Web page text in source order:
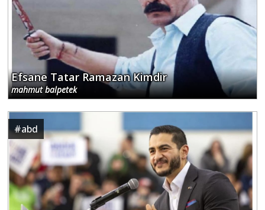
Efsane Tatar Ramazan Kimdir
mahmut balpetek
#abd